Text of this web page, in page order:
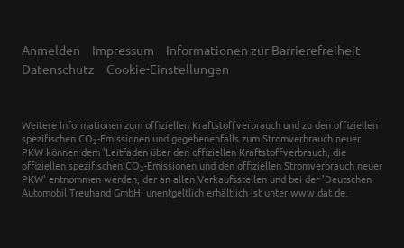
Anmelden Impressum
Informationen zur Barrierefreiheit
Datenschutz
Cookie-Einstellungen
Weitere Informationen zum offiziellen Kraftstoffverbrauch und zu den offiziellen
spezifischen CO 2-Emissionen und gegebenenfalls zum Stromverbrauch neuer
PKW können dem 'Leitfaden über den offiziellen Kraftstoffverbrauch, die
offiziellen spezifischen CO 2-Emissionen und den offiziellen Stromverbrauch neuer
PKW' entnommen werden, der an allen Verkaufsstellen und bei der 'Deutschen
Automobil Treuhand GmbH' unentgeltlich erhältlich ist unter www.dat.de.